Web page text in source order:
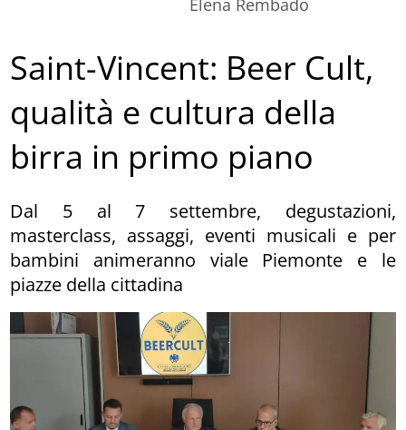
Elena Rembado
Saint-Vincent: Beer Cult,
qualità e cultura della
birra in primo piano
Dal 5 al 7 settembre, degustazioni,
masterclass, assaggi, eventi musicali e per
bambini animeranno viale Piemonte e le
piazze della cittadina